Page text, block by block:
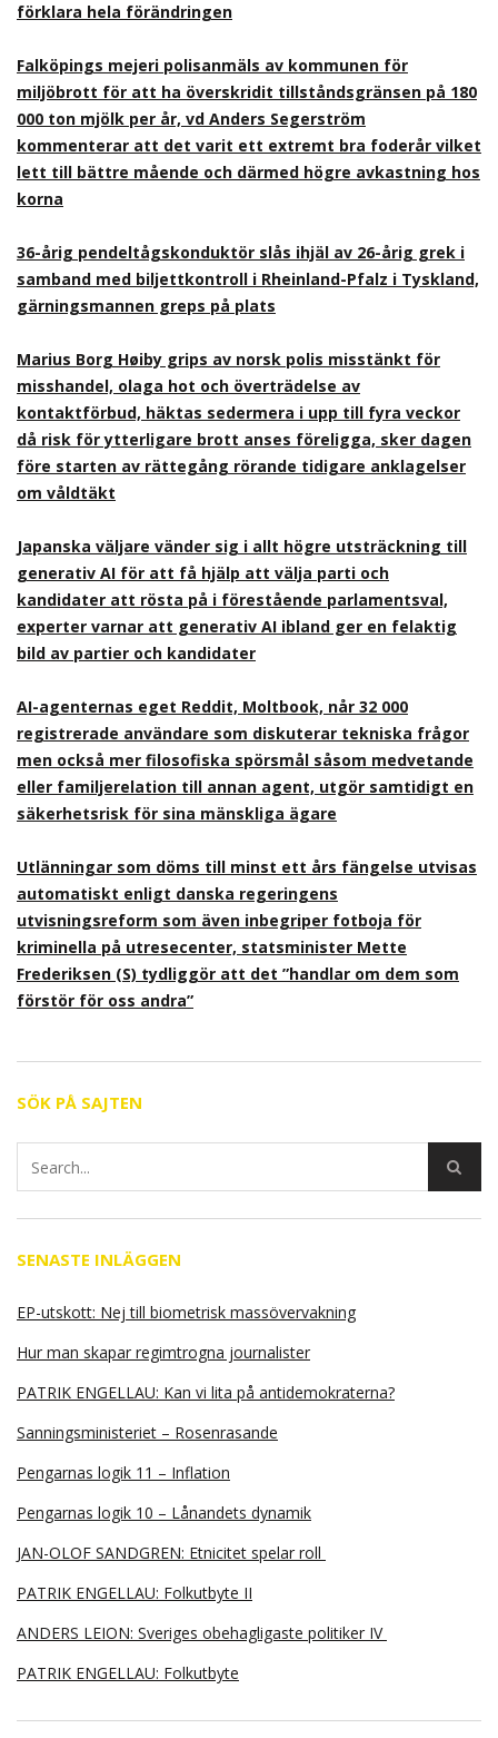
förklara hela förändringen
Falköpings mejeri polisanmäls av kommunen för
miljöbrott för att ha överskridit tillståndsgränsen på 180
000 ton mjölk per år, vd Anders Segerström
kommenterar att det varit ett extremt bra foderår vilket
lett till bättre mående och därmed högre avkastning hos
korna
36-årig pendeltågskonduktör slås ihjäl av 26-årig grek i
samband med biljettkontroll i Rheinland-Pfalz i Tyskland,
gärningsmannen greps på plats
Marius Borg Høiby grips av norsk polis misstänkt för
misshandel, olaga hot och överträdelse av
kontaktförbud, häktas sedermera i upp till fyra veckor
då risk för ytterligare brott anses föreligga, sker dagen
före starten av rättegång rörande tidigare anklagelser
om våldtäkt
Japanska väljare vänder sig i allt högre utsträckning till
generativ AI för att få hjälp att välja parti och
kandidater att rösta på i förestående parlamentsval,
experter varnar att generativ AI ibland ger en felaktig
bild av partier och kandidater
AI-agenternas eget Reddit, Moltbook, når 32 000
registrerade användare som diskuterar tekniska frågor
men också mer filosofiska spörsmål såsom medvetande
eller familjerelation till annan agent, utgör samtidigt en
säkerhetsrisk för sina mänskliga ägare
Utlänningar som döms till minst ett års fängelse utvisas
automatiskt enligt danska regeringens
utvisningsreform som även inbegriper fotboja för
kriminella på utresecenter, statsminister Mette
Frederiksen (S) tydliggör att det ”handlar om dem som
förstör för oss andra”
SÖK PÅ SAJTEN
SENASTE INLÄGGEN
EP-utskott: Nej till biometrisk massövervakning
Hur man skapar regimtrogna journalister
PATRIK ENGELLAU: Kan vi lita på antidemokraterna?
Sanningsministeriet – Rosenrasande
Pengarnas logik 11 – Inflation
Pengarnas logik 10 – Lånandets dynamik
JAN-OLOF SANDGREN: Etnicitet spelar roll
PATRIK ENGELLAU: Folkutbyte II
ANDERS LEION: Sveriges obehagligaste politiker IV
PATRIK ENGELLAU: Folkutbyte